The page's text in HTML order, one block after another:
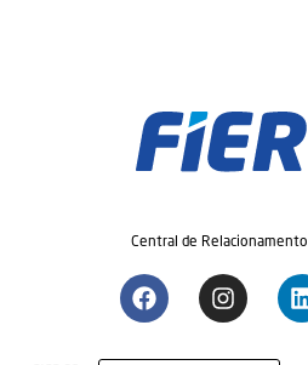
Central de Relacionamento